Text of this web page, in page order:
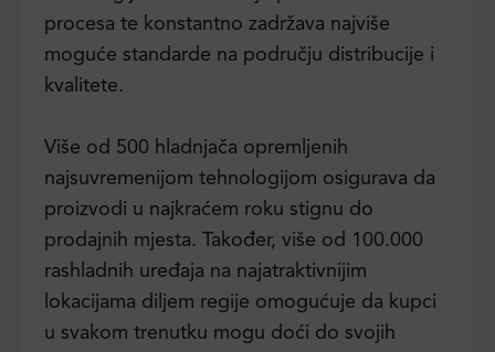
procesa te konstantno zadržava najviše
moguće standarde na području distribucije i
kvalitete.
Više od 500 hladnjača opremljenih
najsuvremenijom tehnologijom osigurava da
proizvodi u najkraćem roku stignu do
prodajnih mjesta. Također, više od 100.000
rashladnih uređaja na najatraktivnijim
lokacijama diljem regije omogućuje da kupci
u svakom trenutku mogu doći do svojih